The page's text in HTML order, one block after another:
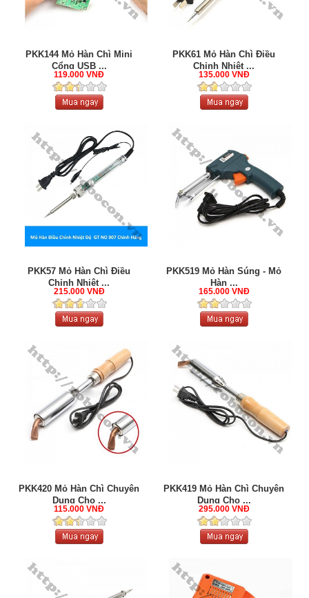
PKK144 Mỏ Hàn Chì Mini
Cổng USB ...
119.000 VNĐ
PKK61 Mỏ Hàn Chì Điều
Chỉnh Nhiệt ...
135.000 VNĐ
PKK57 Mỏ Hàn Chì Điều
Chỉnh Nhiệt ...
215.000 VNĐ
PKK519 Mỏ Hàn Súng - Mỏ
Hàn ...
165.000 VNĐ
PKK420 Mỏ Hàn Chì Chuyên
Dụng Cho ...
115.000 VNĐ
PKK419 Mỏ Hàn Chì Chuyên
Dụng Cho ...
295.000 VNĐ